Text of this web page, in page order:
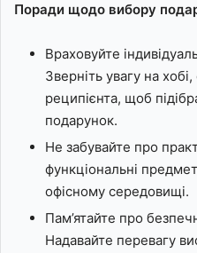
Поради щодо вибору
Враховуйте
Зверніть увагу на
реципієнта, щоб
подарунок.
Не забувайте про
функціональні
офісному середовищі.
Пам’ятайте про
Надавайте перевагу